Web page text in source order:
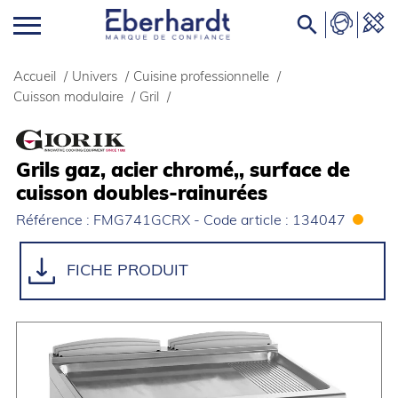

Accueil / Univers / Cuisine professionnelle /
Cuisson modulaire / Gril /
Grils gaz, acier chromé,, surface de
cuisson doubles-rainurées
Référence : FMG741GCRX - Code article : 134047
FICHE PRODUIT